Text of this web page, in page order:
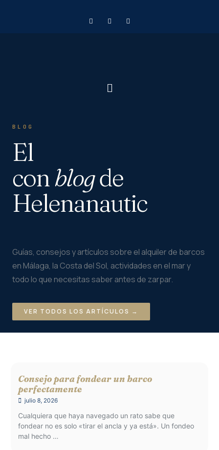
BLOG
El
conblogde
Helenanautic
Guías, consejos y artículos sobre el alquiler de barcos
en Málaga, la Costa del Sol, actividades en el mar y
todo lo que necesitas saber antes de zarpar.
VER TODOS LOS ARTÍCULOS →
Consejo para fondear un barco
perfectamente
julio 8, 2026
Cualquiera que haya navegado un rato sabe que
fondear no es solo «tirar el ancla y ya está». Un fondeo
mal hecho …